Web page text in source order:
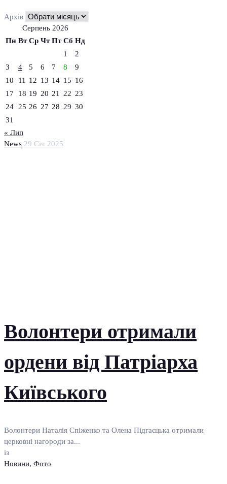
News 29 Січ 2025
Волонтери отримали
ордени від Патріарха
Київського
Волонтери Наталія Спіженко та Олена Підгаєцька отримали
церковні нагороди за...
із
Новини, Фото
Архів
Серпень 2026
Пн Вт Ср Чт Пт Сб Нд
1
2
3
4 5 6 7 8
9
10
11 12 13 14 15 16
17
18 19 20 21 22 23
24
25 26 27 28 29 30
31
« Лип